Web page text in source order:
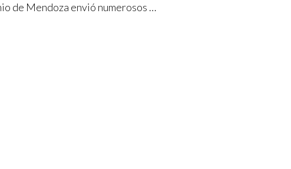
de Mendoza envió numerosos …